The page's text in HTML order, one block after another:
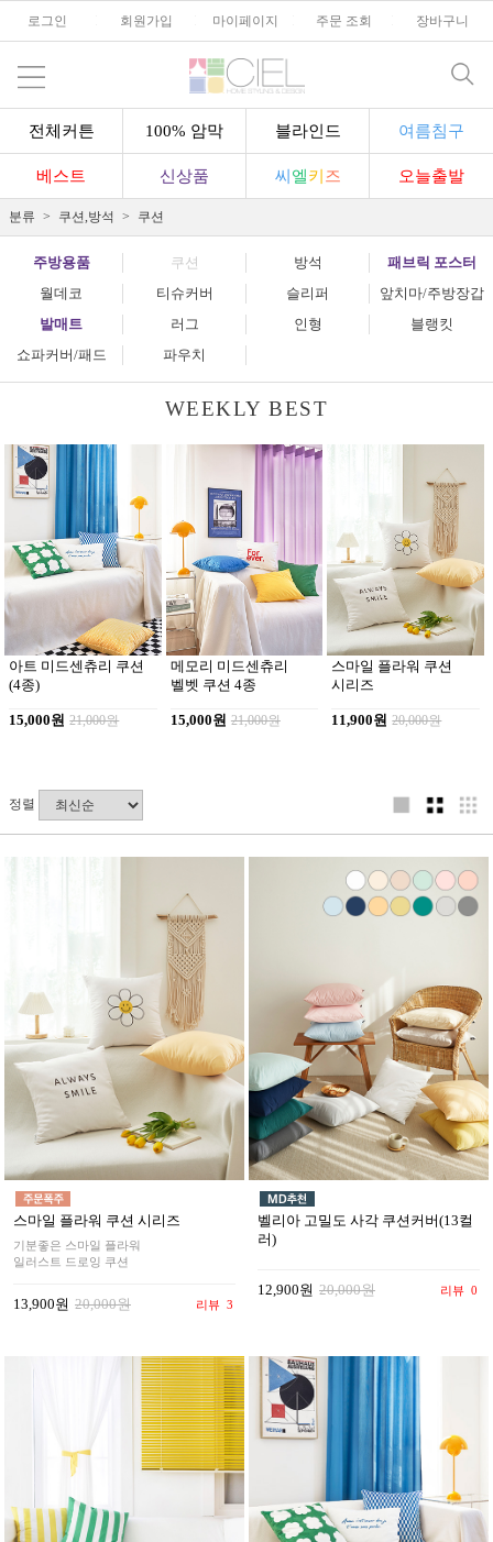
로그인 회원가입 마이페이지 주문 조회 장바구니
전체커튼 100% 암막 블라인드 여름침구
베스트 신상품 씨 엘키 즈 오늘출발
분류 쿠션,방석 쿠션
주방용품 쿠션 방석
패브릭 포스터
월데코
티슈커버 슬리퍼
앞치마/주방장갑
발매트
러그 인형
블랭킷
쇼파커버/패드
파우치
WEEKLY BEST
아트 미드센츄리 쿠션
(4종)
15,000원 21,000원
메모리 미드센츄리
벨벳 쿠션 4종
15,000원 21,000원
스마일 플라워 쿠션
시리즈
11,900원 20,000원
정렬
스마일 플라워 쿠션 시리즈
기분좋은 스마일 플라워
일러스트 드로잉 쿠션
13,900원 20,000원 리뷰 3
벨리아 고밀도 사각 쿠션커버(13컬
러)
12,900원 20,000원 리뷰 0